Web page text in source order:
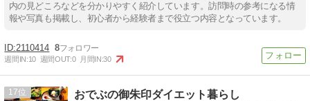
内の見どころなどを分かりやすく紹介しています。訪問時の参考になる情
報や写真も掲載し、初心者から経験者まで役立つ内容となっています。
2110414 8
週間IN:10 週間OUT:0 月間IN:30
17 おでぶの御朱印ダイエット暮らし